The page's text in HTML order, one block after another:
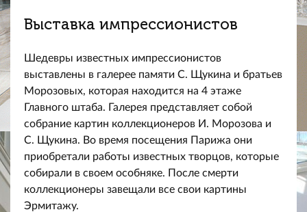
Выставка импрессионистов
Шедевры известных импрессионистов
выставлены в галерее памяти С. Щукина и братьев
Морозовых, которая находится на 4 этаже
Главного штаба. Галерея представляет собой
собрание картин коллекционеров И. Морозова и
С. Щукина. Во время посещения Парижа они
приобретали работы известных творцов, которые
собирали в своем особняке. После смерти
коллекционеры завещали все свои картины
Эрмитажу.